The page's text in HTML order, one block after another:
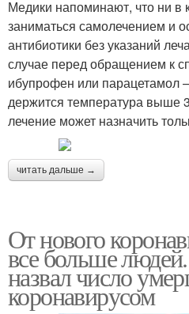
Медики напоминают, что ни в
заниматься самолечением и
антибиотики без указаний
случае перед обращением к
ибупрофен или парацетамол
держится температура выше
лечение может назначить
читать дальше →
От нового
все больше
назвал число
коронавирусом